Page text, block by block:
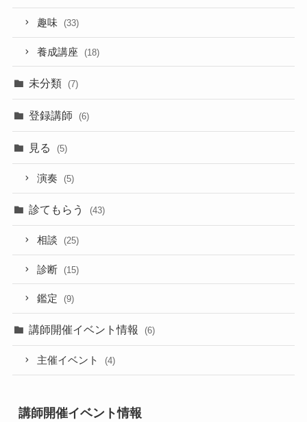
趣味 (33)
養成講座 (18)
未分類 (7)
登録講師 (6)
見る (5)
演奏 (5)
診てもらう (43)
相談 (25)
診断 (15)
鑑定 (9)
講師開催イベント情報 (6)
主催イベント (4)
講師開催イベント情報